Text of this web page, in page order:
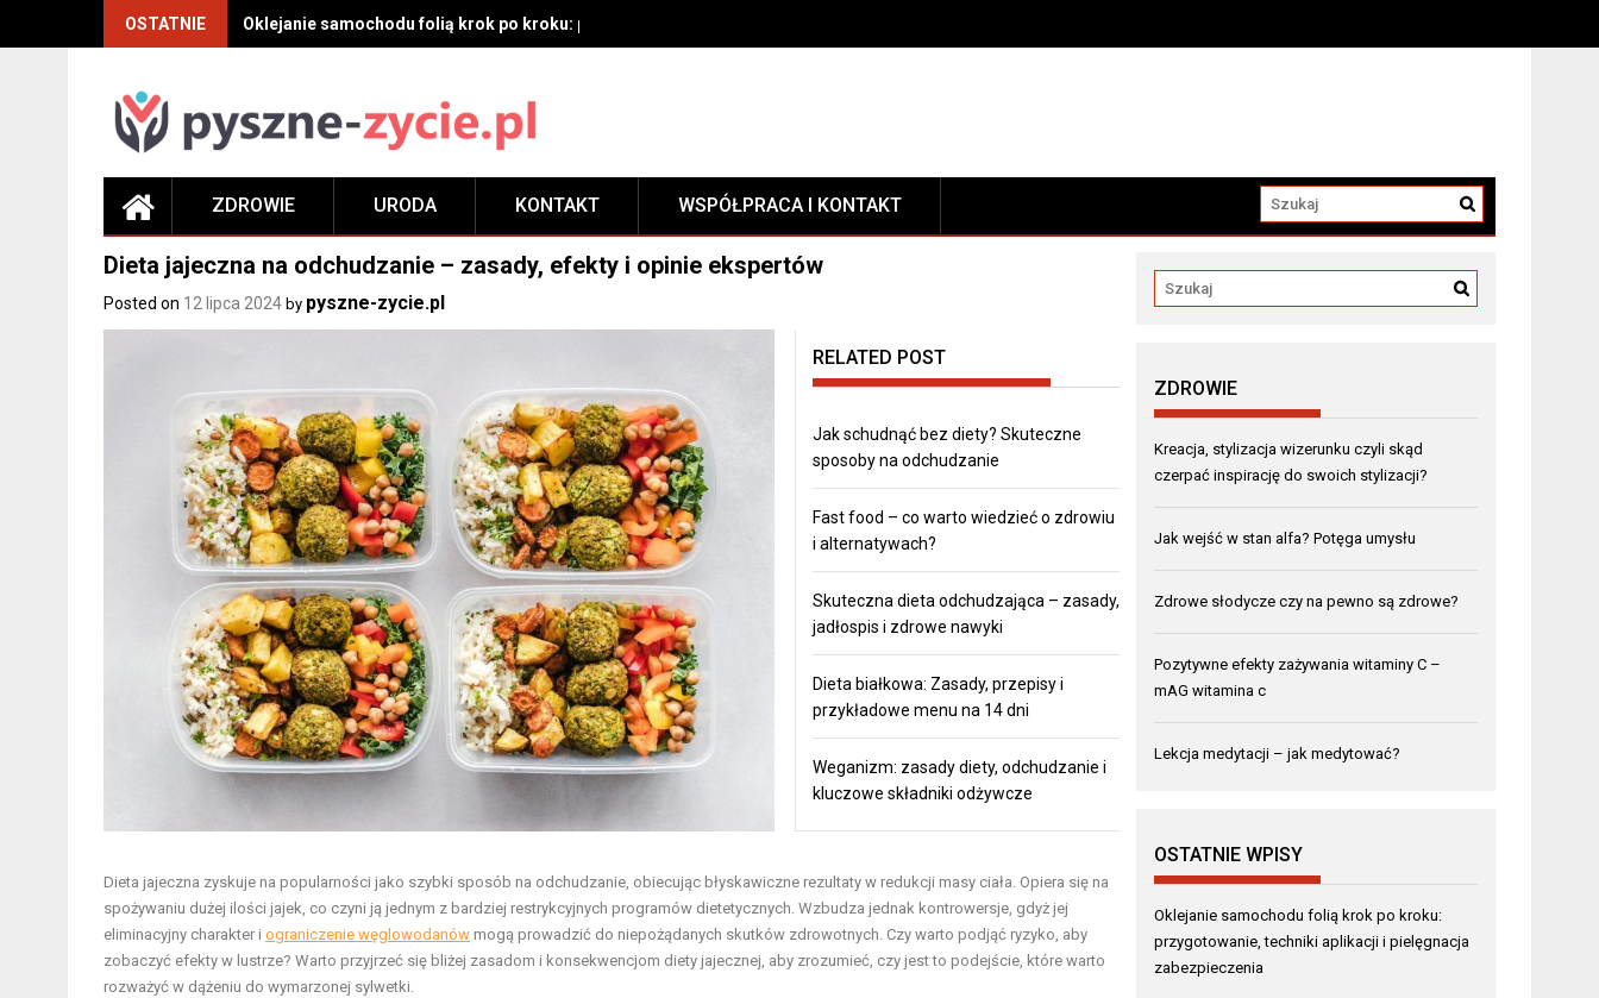
OSTATNIE Oklejanie samochodu folią krok po kroku: przygotowanie, techniki aplikacji i pielęgnacja zabezpieczenia
ZDROWIE URODA KONTAKT WSPÓŁPRACA I KONTAKT
Dieta jajeczna na odchudzanie – zasady, efekty i opinie ekspertów
Posted on 12 lipca 2024 by pyszne-zycie.pl
RELATED POST
Jak schudnąć bez diety? Skuteczne
sposoby na odchudzanie
Fast food – co warto wiedzieć o zdrowiu
i alternatywach?
Skuteczna dieta odchudzająca – zasady,
jadłospis i zdrowe nawyki
Dieta białkowa: Zasady, przepisy i
przykładowe menu na 14 dni
Weganizm: zasady diety, odchudzanie i
kluczowe składniki odżywcze
Dieta jajeczna zyskuje na popularności jako szybki sposób na odchudzanie, obiecując błyskawiczne rezultaty w redukcji masy ciała. Opiera się na
spożywaniu dużej ilości jajek, co czyni ją jednym z bardziej restrykcyjnych programów dietetycznych. Wzbudza jednak kontrowersje, gdyż jej
eliminacyjny charakter i ograniczenie węglowodanów mogą prowadzić do niepożądanych skutków zdrowotnych. Czy warto podjąć ryzyko, aby
zobaczyć efekty w lustrze? Warto przyjrzeć się bliżej zasadom i konsekwencjom diety jajecznej, aby zrozumieć, czy jest to podejście, które warto
rozważyć w dążeniu do wymarzonej sylwetki.
ZDROWIE
Kreacja, stylizacja wizerunku czyli skąd
czerpać inspirację do swoich stylizacji?
Jak wejść w stan alfa? Potęga umysłu
Zdrowe słodycze czy na pewno są zdrowe?
Pozytywne efekty zażywania witaminy C –
mAG witamina c
Lekcja medytacji – jak medytować?
OSTATNIE WPISY
Oklejanie samochodu folią krok po kroku:
przygotowanie, techniki aplikacji i pielęgnacja
zabezpieczenia